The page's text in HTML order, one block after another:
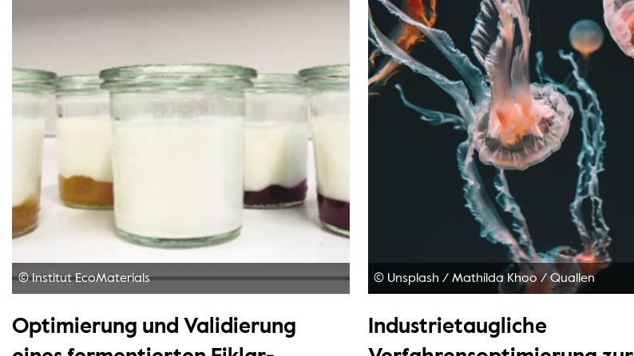
© Institut EcoMaterials
Optimierung und Validierung
© Unsplash / Mathilda Khoo/ Quallen
Industrietaugliche